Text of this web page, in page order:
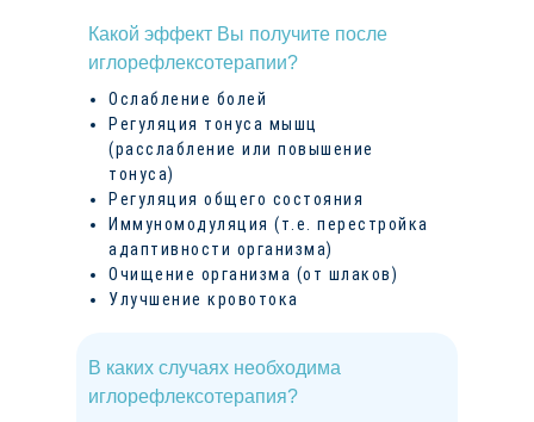
Какой эффект Вы получите после
иглорефлексотерапии?
Ослабление болей
Регуляция тонуса мышц
(расслабление или повышение
тонуса)
Регуляция общего состояния
Иммуномодуляция (т.е. перестройка
адаптивности организма)
Очищение организма (от шлаков)
Улучшение кровотока
В каких случаях необходима
иглорефлексотерапия?